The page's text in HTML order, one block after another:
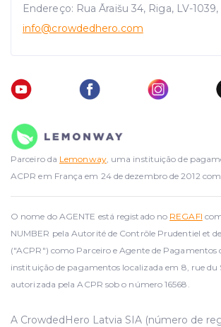
Endereço: Rua Āraišu 34, Riga, LV-
info@crowdedhero.com
Parceiro da Lemonway, uma instituição de
ACPR em França em 24 de dezembro de 2012
O nome do AGENTE está registado no REGAFI
NUMBER pela Autorité de Contrôle Prudentiel et
("ACPR") como Parceiro e Agente de
instituição de pagamentos localizada em 8, rue du
autorizada pela ACPR sob o número 16568.
A CrowdedHero Latvia SIA (número de